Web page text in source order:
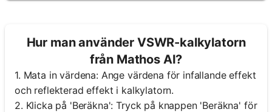
Hur man använder VSWR-kalkylatorn
från Mathos AI?
1. Mata in värdena: Ange värdena för infallande effekt
och reflekterad effekt i kalkylatorn.
2. Klicka på 'Beräkna': Tryck på knappen 'Beräkna' för